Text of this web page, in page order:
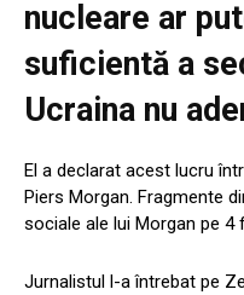
nucleare ar
suficientă a
Ucraina nu
El a declarat acest lucru
Piers Morgan. Fragmente
sociale ale lui Morgan pe 4
Jurnalistul l-a întrebat pe